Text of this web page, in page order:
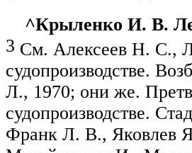
^Крыленко И. В.
3 См. Алексеев Н. С.,
судопроизводстве.
Л., 1970; они же.
судопроизводстве.
Франк Л. В.,